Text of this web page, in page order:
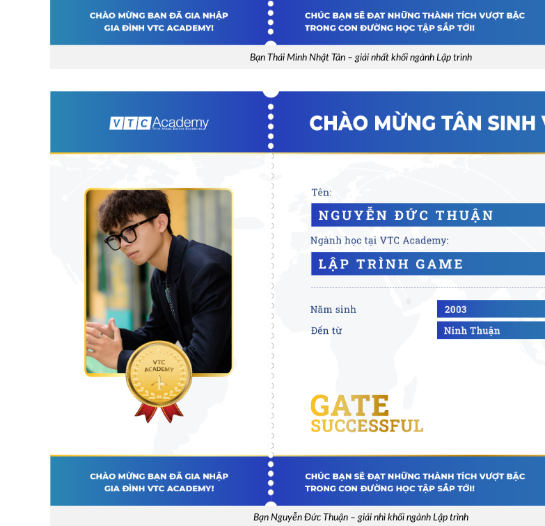
Bạn Thái Minh Nhật Tân – giải nhất khối ngành Lập trình
Bạn Nguyễn Đức Thuận – giải nhì khối ngành Lập trình